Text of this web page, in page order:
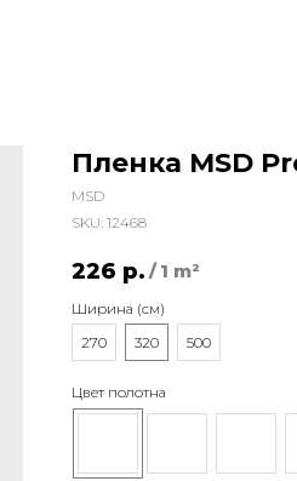
Пленка MSD
MSD
SKU: 12468
226 р. / 1 m²
Ширина (см)
270
320 500
Цвет полотна